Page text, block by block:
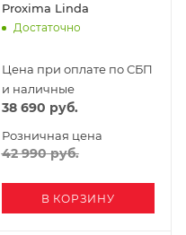
Proxima Linda
Достаточно
Цена при оплате по СБП
и наличные
38 690 руб.
Розничная цена
42 990руб.
В КОРЗИНУ